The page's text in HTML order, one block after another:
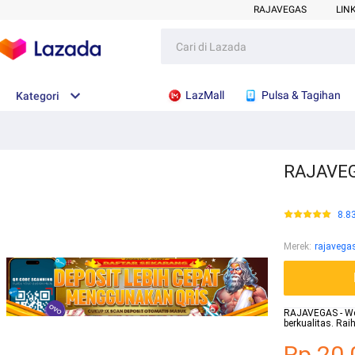
RAJAVEGAS
Kategori LazMall Pulsa & Tagihan
Merek:
RAJAVEGAS -
berkualitas.